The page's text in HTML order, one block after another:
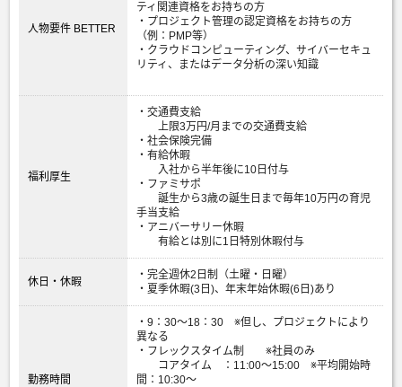
人物要件 BETTER
ティ関連資格をお持ちの方
・プロジェクト管理の認定資格をお持ちの方
（例：PMP等）
・クラウドコンピューティング、サイバーセキュ
リティ、またはデータ分析の深い知識
福利厚生
・交通費支給
上限3万円/月までの交通費支給
・社会保険完備
・有給休暇
入社から半年後に10日付与
・ファミサポ
誕生から3歳の誕生日まで毎年10万円の育児
手当支給
・アニバーサリー休暇
有給とは別に1日特別休暇付与
休日・休暇
・完全週休2日制（土曜・日曜）
・夏季休暇(3日)、年末年始休暇(6日)あり
勤務時間
・9：30〜18：30 ※但し、プロジェクトにより
異なる
・フレックスタイム制 ※社員のみ
コアタイム ：11:00〜15:00 ※平均開始時
間：10:30〜